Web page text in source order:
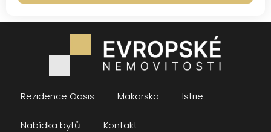
Rezidence Oasis Makarska Istrie
Nabídka bytů Kontakt